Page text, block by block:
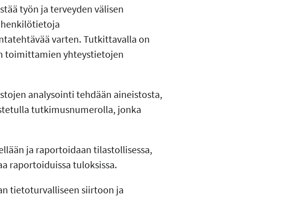
työn ja terveyden välisen
varten. Tutkittavalla on
toimittamien yhteystietojen
analysointi tehdään aineistosta,
tutkimusnumerolla, jonka
ja raportoidaan tilastollisessa,
raportoiduissa tuloksissa.
tietoturvalliseen siirtoon ja